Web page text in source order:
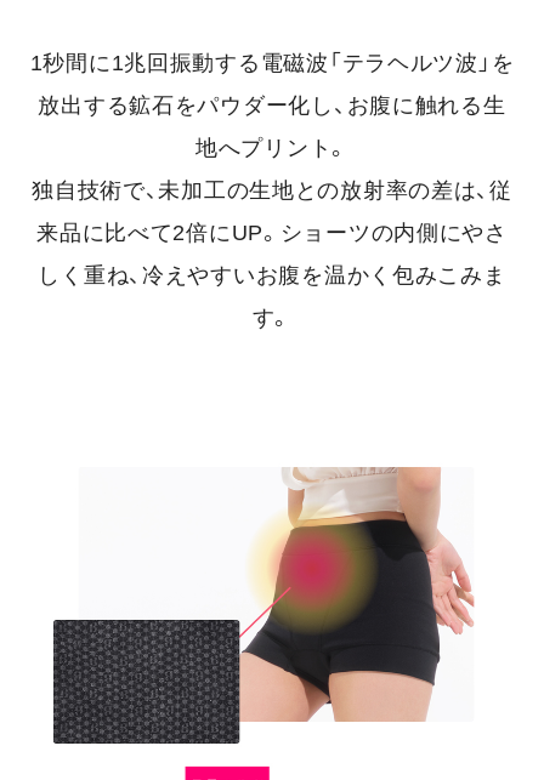
1秒間に1兆回振動する電磁波「テラヘルツ波」を
放出する鉱石をパウダー化し、お腹に触れる生
地へプリント。
独自技術で、未加工の生地との放射率の差は、従
来品に比べて2倍にUP。ショーツの内側にやさ
しく重ね、冷えやすいお腹を温かく包みこみま
す。